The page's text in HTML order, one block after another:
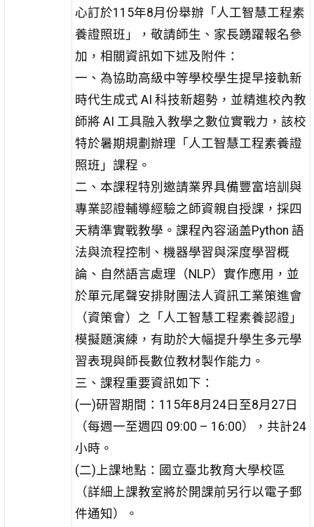
心訂於115年8月份舉辦「人工智慧工程素
養證照班」，敬請師生、家長踴躍報名參
加，相關資訊如下述及附件：
一、為協助高級中等學校學生提早接軌新
時代生成式 AI 科技新趨勢，並精進校內教
師將 AI 工具融入教學之數位實戰力，該校
特於暑期規劃辦理「人工智慧工程素養證
照班」課程。
二、本課程特別邀請業界具備豐富培訓與
專業認證輔導經驗之師資親自授課，採四
天精準實戰教學。課程內容涵盖Python 語
法與流程控制、機器學習與深度學習概
論、自然語言處理（NLP）實作應用，並
於單元尾聲安排財團法人資訊工業策進會
（資策會）之「人工智慧工程素養認證」
模擬題演練，有助於大幅提升學生多元學
習表現與師長數位教材製作能力。
三、課程重要資訊如下：
(一)研習期間：115年8月24日至8月27日
（每週一至週四 09:00 – 16:00），共計24
小時。
(二)上課地點：國立臺北教育大學校區
（詳細上課教室將於開課前另行以電子郵
件通知）。